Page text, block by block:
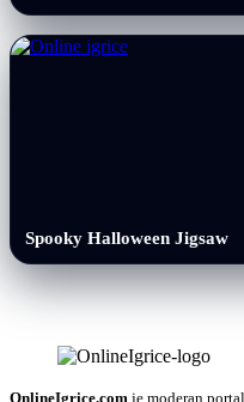
Spooky Halloween Jigsaw
OnlineIgrice.com je moderan